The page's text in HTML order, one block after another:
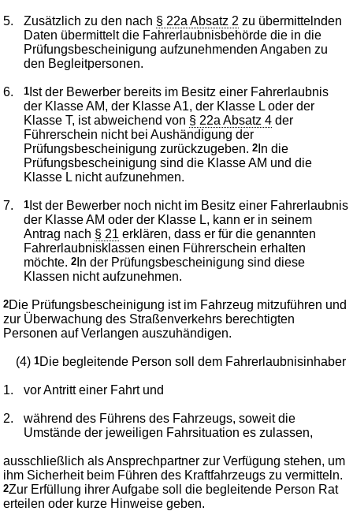
5. Zusätzlich zu den nach § 22a Absatz 2 zu übermittelnden
Daten übermittelt die Fahrerlaubnisbehörde die in die
Prüfungsbescheinigung aufzunehmenden Angaben zu
den Begleitpersonen.
6. 1 Ist der Bewerber bereits im Besitz einer Fahrerlaubnis
der Klasse AM, der Klasse A1, der Klasse L oder der
Klasse T, ist abweichend von § 22a Absatz 4 der
Führerschein nicht bei Aushändigung der
Prüfungsbescheinigung zurückzugeben.2 In die
Prüfungsbescheinigung sind die Klasse AM und die
Klasse L nicht aufzunehmen.
7. 1 Ist der Bewerber noch nicht im Besitz einer Fahrerlaubnis
der Klasse AM oder der Klasse L, kann er in seinem
Antrag nach § 21 erklären, dass er für die genannten
Fahrerlaubnisklassen einen Führerschein erhalten
möchte.2 In der Prüfungsbescheinigung sind diese
Klassen nicht aufzunehmen.
2Die Prüfungsbescheinigung ist im Fahrzeug mitzuführen und
zur Überwachung des Straßenverkehrs berechtigten
Personen auf Verlangen auszuhändigen.
(4)1Die begleitende Person soll dem Fahrerlaubnisinhaber
1. vor Antritt einer Fahrt und
2.
während des Führens des Fahrzeugs, soweit die
Umstände der jeweiligen Fahrsituation es zulassen,
ausschließlich als Ansprechpartner zur Verfügung stehen, um
ihm Sicherheit beim Führen des Kraftfahrzeugs zu vermitteln.
2Zur Erfüllung ihrer Aufgabe soll die begleitende Person Rat
erteilen oder kurze Hinweise geben.